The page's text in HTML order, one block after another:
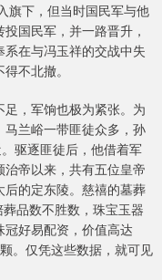
旗下，但当时国民军与他
国民军，并一路晋升，
在与冯玉祥的交战中失
不北撤。
，军饷也极为紧张。为
兰峪一带匪徒众多，孙
驱逐匪徒后，他借着军
帝以来，共有五位皇帝
的定东陵。慈禧的墓葬
品数不胜数，珠宝玉器
好易配资，价值高达
。仅凭这些数据，就可见